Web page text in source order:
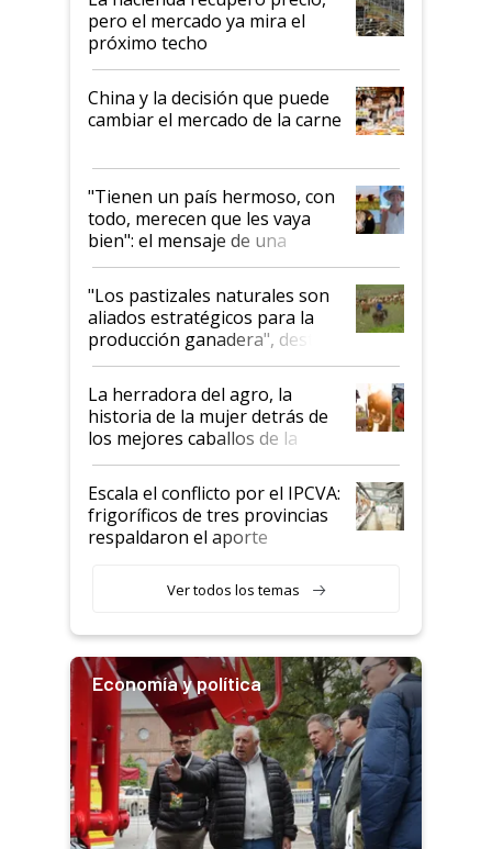
pero el mercado ya mira el
próximo techo
China y la decisión que puede
cambiar el mercado de la carne
"Tienen un país hermoso, con
todo, merecen que les vaya
bien": el mensaje de una
ganadera uruguaya sobre las
oportunidades que se abren
para el agro en Argentina, con
foco en la carne
"Los pastizales naturales son
aliados estratégicos para la
producción ganadera", destaca
la iniciativa que ya reúne a 46
establecimientos en Argentina
La herradora del agro, la
historia de la mujer detrás de
los mejores caballos de la
Argentina y los mitos que
todavía hacen sufrir a estos
animales: "Mientras me
descalificaban, yo seguí
haciendo currículum"
Escala el conflicto por el IPCVA:
frigoríficos de tres provincias
respaldaron el aporte
Ver todos los temas
Economía y política